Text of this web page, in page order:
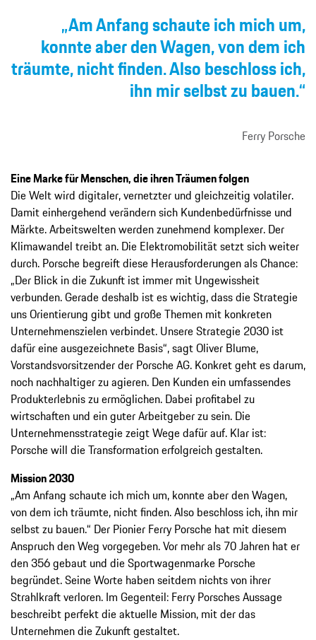
„Am Anfang schaute ich mich um,
konnte aber den Wagen, von dem ich
träumte, nicht finden. Also beschloss ich,
ihn mir selbst zu bauen.“
Ferry Porsche
Eine Marke für Menschen, die ihren Träumen folgen
Die Welt wird digitaler, vernetzter und gleichzeitig volatiler.
Damit einhergehend verändern sich Kundenbedürfnisse und
Märkte. Arbeitswelten werden zunehmend komplexer. Der
Klimawandel treibt an. Die Elektromobilität setzt sich weiter
durch. Porsche begreift diese Herausforderungen als Chance:
„Der Blick in die Zukunft ist immer mit Ungewissheit
verbunden. Gerade deshalb ist es wichtig, dass die Strategie
uns Orientierung gibt und große Themen mit konkreten
Unternehmenszielen verbindet. Unsere Strategie 2030 ist
dafür eine ausgezeichnete Basis“, sagt Oliver Blume,
Vorstandsvorsitzender der Porsche AG. Konkret geht es darum,
noch nachhaltiger zu agieren. Den Kunden ein umfassendes
Produkterlebnis zu ermöglichen. Dabei profitabel zu
wirtschaften und ein guter Arbeitgeber zu sein. Die
Unternehmensstrategie zeigt Wege dafür auf. Klar ist:
Porsche will die Transformation erfolgreich gestalten.
Mission 2030
„Am Anfang schaute ich mich um, konnte aber den Wagen,
von dem ich träumte, nicht finden. Also beschloss ich, ihn mir
selbst zu bauen.“ Der Pionier Ferry Porsche hat mit diesem
Anspruch den Weg vorgegeben. Vor mehr als 70 Jahren hat er
den 356 gebaut und die Sportwagenmarke Porsche
begründet. Seine Worte haben seitdem nichts von ihrer
Strahlkraft verloren. Im Gegenteil: Ferry Porsches Aussage
beschreibt perfekt die aktuelle Mission, mit der das
Unternehmen die Zukunft gestaltet.